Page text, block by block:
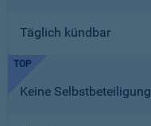
Täglich kündbar
TOP
Keine Selbstbeteiligung